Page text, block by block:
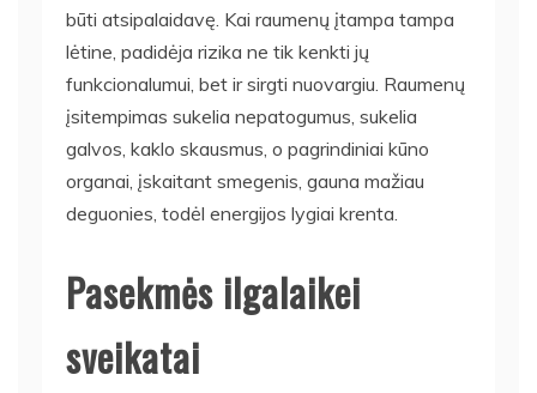
būti atsipalaidavę. Kai raumenų įtampa tampa
lėtine, padidėja rizika ne tik kenkti jų
funkcionalumui, bet ir sirgti nuovargiu. Raumenų
įsitempimas sukelia nepatogumus, sukelia
galvos, kaklo skausmus, o pagrindiniai kūno
organai, įskaitant smegenis, gauna mažiau
deguonies, todėl energijos lygiai krenta.
Pasekmės ilgalaikei
sveikatai